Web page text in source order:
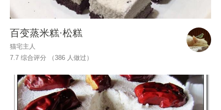
百变蒸米糕·松糕
猫宅主人
7.7 综合评分 （386 人做过）